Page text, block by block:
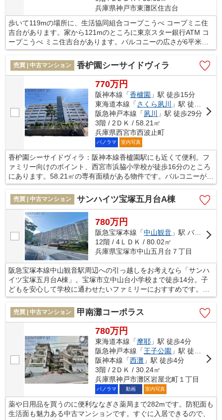
兵庫県神戸市東灘区住吉台
歩いて119mの場所に、生活協同組合コープこうべ コープミニ住
吉台があります。家から121mのところに東京スター銀行ATM コ
ープこうべ ミニ住吉台があります。バルコニーの広さが6平米の
物件です。洗濯物がよく乾く南東向きがオススメポイントです。
不動産のことでお悩みなら、先ずは当社をお尋ねください。経験
豊富なプロのスタッフがお客様のお悩みを解消いたします。ご連
絡はメール又はお電話にてお待ちしております。
売買 | 中古マンション 香枦園シーサイドヴィラ
770万円
阪神本線「香櫨園 」駅 徒歩15分
東海道本線「さくら夙川 」駅 徒歩21分
阪急神戸本線「夙川 」駅 徒歩29分
3階 / 2ＤＫ / 58.21㎡
兵庫県西宮市西波止町
パノラマ 室内写真
香枦園シーサイドヴィラ：阪神本線香櫨園駅にも近くて便利。フ
ァミリー向けのポイント、西宮市浜脇小学校が徒歩16分のところ
にあります。58.21㎡の専有面積がある物件です。バルコニーがあ
る物件です。当社スタッフがお客さまの住まい探しをお手伝い致
します。阪神本線香櫨園周辺の不動産情報をお求めでしたら、お
気軽に当社へお問い合わせ下さい。
売買 | 中古マンション サンハイツ宝塚五月台A棟
780万円
阪急宝塚本線「中山観音 」駅 バス16分 「五月台七丁目」 停歩3分
12階 / 4ＬＤＫ / 80.02㎡
兵庫県宝塚市中山五月台７丁目
阪急宝塚本線中山観音駅周辺への引っ越しをお考えなら「サンハ
イツ宝塚五月台A棟」。宝塚市立中山台小学校まで徒歩14分。子
どもを安心して学校に通わせたいファミリーにおすすめです。こ
こで紹介するのは、部屋が南向きの物件です。こちらの物件には
バルコニーが付いています。当社はお客様の住まい探しをサポー
トし、快適な暮らしができるようにしっかりとお手伝い致しま
す。住まい探しのご依頼は、メール又はお電話にてご連絡をお待
ちしております。
売買 | 中古マンション 甲南灘コーポラス
780万円
東海道本線「摩耶 」駅 徒歩4分
阪急神戸本線「王子公園 」駅 徒歩8分
阪神本線「西灘 」駅 徒歩4分
3階 / 2ＤＫ / 30.24㎡
兵庫県神戸市灘区岩屋北町１丁目
パノラマ 動画 室内写真
薬や日用品を買うのに便利ななぎさ薬局まで282mです。防犯面も
生活面も魅力ある中古マンションです。すぐに入居できるので、